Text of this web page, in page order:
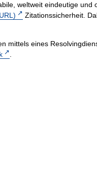
weltweit eindeutige
Zitationssicherheit.
mittels eines
.